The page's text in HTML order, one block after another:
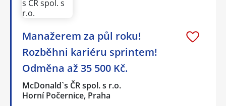
Manažerem za půl roku!
Rozběhni kariéru sprintem!
Odměna až 35 500 Kč.
McDonald`s ČR spol. s r.o.
Horní Počernice, Praha